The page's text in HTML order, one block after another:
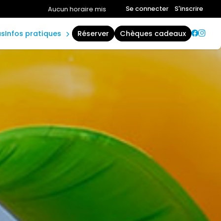
mis en avant aujourd'hui.Consultez la page horaires.
Se connecter S'inscrire
infos pratiques
accès &
règles
réserver chèques cadeaux